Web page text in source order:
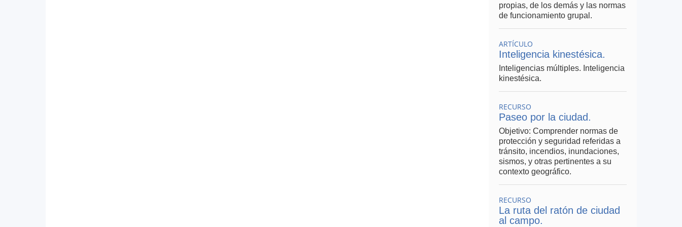
propias, de los demás y las normas
de funcionamiento grupal.
ARTÍCULO
Inteligencia kinestésica.
Inteligencias múltiples. Inteligencia
kinestésica.
RECURSO
Paseo por la ciudad.
Objetivo: Comprender normas de
protección y seguridad referidas a
tránsito, incendios, inundaciones,
sismos, y otras pertinentes a su
contexto geográfico.
RECURSO
La ruta del ratón de ciudad
al campo.